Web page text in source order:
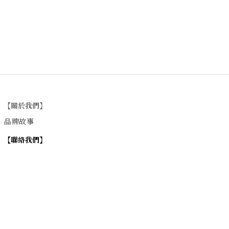
【關於我們】
品牌故事
【聯絡我們】